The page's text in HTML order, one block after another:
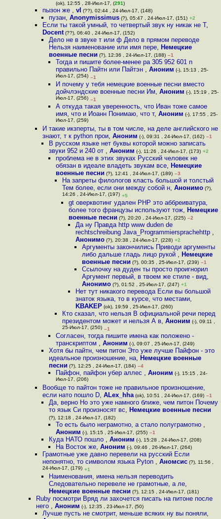
(ok), 12:55 , 28-Июл-17, (291)
пызон же , vl (??), 02:44 , 24-Июл-17, (148)
пузан,Anonymissimus (?), 05:47 , 24-Июл-17, (151) +2
Если ты такой умный, то четвертый звук ну никак не Т,
Docent(??), 06:40 , 24-Июл-17, (152)
Дело не в звуке т или ф Дело в прямом переводе
Нельзя наименование или имя пере, Немецкие
военные песни (?), 12:36 , 24-Июл-17, (188) –1
Тогда и пишите более-менее pa 305 952 601 n
правильно Пайтн или Пайтэн , Аноним (-), 15:13 , 25-
Июл-17, (254) –1
И почему у тебя немецкие военные песни вместо
дойчлэндские военные песни Им, Аноним (-), 15:19 , 25-
Июл-17, (256) –1
А откуда такая уверенность, что Иван тоже самое
имя, что и Иоанн Понимаю, что т, Аноним (-), 17:55 , 25-
Июл-17, (259)
И такие икзперты, ты в том числе, на деле английского не
знают, т к python прои, Аноним (-), 09:31 , 24-Июл-17, (162) –1
В русском языке нет буквы которой можно записать
звуки 952 и 240 от ,Аноним (-), 11:26 , 24-Июл-17, (173) +2
проблема не в этих звуках Русский человек не
обязан в идеале владеть звукам все, Немецкие
военные песни (?), 12:41 , 24-Июл-17, (189) –3
На запреты филологов класть большой и толстый
Тем более, если они между собой н, Анонимо(?),
14:26 , 24-Июл-17, (197) +5
gt оверквотинг удален PHP это аббреиватура,
более того французы используют тож, Немецкие
военные песни (?), 20:20 , 24-Июл-17, (225) –2
Да ну Правда http www duden de
rechtschreibung Java_Programmiersprachehttp ,
Анонимо(?), 20:38 , 24-Июл-17, (228) +2
Аргументы закончились Приводи аргументы
либо дальше гладь лицо рукой , Немецкие
военные песни (?), 00:35 , 25-Июл-17, (239) –1
Cсылочку на дуден ты просто проигнорил
Аргумент первый, в твоем же стиле - вид,
Анонимо(?), 01:52 , 25-Июл-17, (247) +1
Нет тут никакого перевода Если вы большой
знаток языка, то в курсе, что местами,
KBAKEP(ok), 19:59 , 25-Июл-17, (260)
Кто сказал, что нельзя В официальной речи перед
президентом может и нельзя А в, Аноним (-), 09:11 ,
25-Июл-17, (250) –1
Согласен, тогда пишите имена как положено -
транскриптом , Аноним (-), 09:07 , 25-Июл-17, (249)
Хотя бы пайтн, чем питон Это уже лучше Пайфон - это
идеальное произношение, на, Немецкие военные
песни (?), 12:25 , 24-Июл-17, (184) –4
Пайфон, пайфон убер аллес , Аноним (-), 15:15 , 24-
Июл-17, (206)
Вообще то пайтон тоже не правильное произношение,
если нато пошло D, ALex_hha(ok), 10:51 , 24-Июл-17, (169) –1
Да, верно Но это уже намного ближе, чем питон Почему
то язык Си произносят вс, Немецкие военные песни
(?), 12:18 , 24-Июл-17, (182)
То есть было неграмотно, а стало полуграмотно ,
Аноним (-), 15:15 , 25-Июл-17, (255) –1
Куда НАТО пошло ,Аноним (-), 15:28 , 24-Июл-17, (208)
На Восток же, Аноним (-), 09:46 , 26-Июл-17, (264)
Грамотные уже давно перевели на русский Если
непонятно, то символом языка Pyton , Аномсис(?), 11:56 ,
24-Июл-17, (179) +1
Наименования, имена нельзя переводить
Следовательно перевеле не грамотные, а ле,
Немецкие военные песни (?), 12:15 , 24-Июл-17, (181)
Ruby посмотри Вряд ли захочется писать на питоне после
него , Аноним (-), 12:35 , 23-Июл-17, (50)
Лучше пусть не смотрит, меньше всяких ну вы поняли,